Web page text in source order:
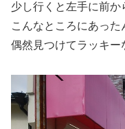
少し行くと左手に前か
こんなところにあった
偶然見つけてラッキー